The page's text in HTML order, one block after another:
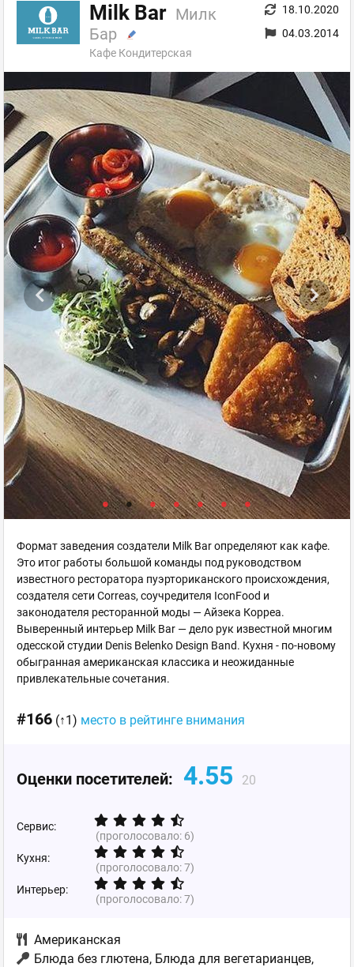
Milk Bar Милк
Бар
Кафе Кондитерская
18.10.2020
04.03.2014
Формат заведения создатели Milk Bar определяют как кафе.
Это итог работы большой команды под руководством
известного ресторатора пуэрториканского происхождения,
создателя сети Correas, соучредителя IconFood и
законодателя ресторанной моды — Айзека Корреа.
Выверенный интерьер Milk Bar — дело рук известной многим
одесской студии Denis Belenko Design Band. Кухня - по-новому
обыгранная американская классика и неожиданные
привлекательные сочетания.
#166 (↑1) место в рейтинге внимания
Оценки посетителей: 4.55 20
Сервис:
(проголосовало: 6)
Кухня:
(проголосовало:7)
Интерьер:
(проголосовало:7)
Американская
Блюда без глютена, Блюда для вегетарианцев,